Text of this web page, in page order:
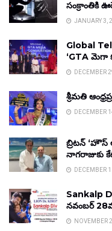
సంక్రాంతికి
JANUARY 3,
Global
‘GTA మెగా
DECEMBER
శ్రీమతి
DECEMBER
బ్రిటన్ ‘హౌస్
నాగరాజుకు
DECEMBER
Sankalp
నవంబర్
NOVEMBER